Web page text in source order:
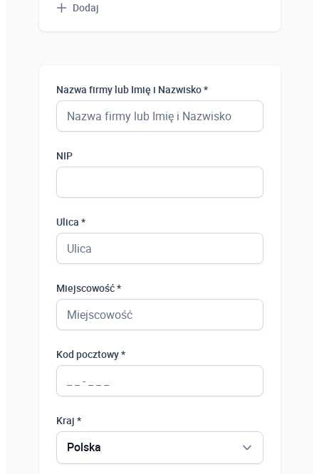
Dodaj
Nazwa firmy lub Imię i Nazwisko *
NIP
Ulica *
Miejscowość *
Kod pocztowy *
Kraj *
Polska